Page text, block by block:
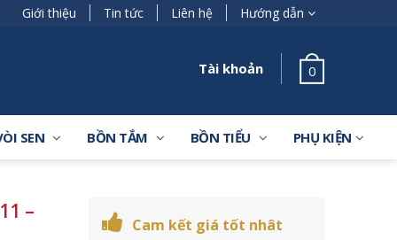
Giới thiệu Tin tức Liên hệ Hướng dẫn
Tài khoản 0
SEN BỒN TẮM BỒN TIỂU PHỤ KIỆN
–
Cam kết giá tốt nhât